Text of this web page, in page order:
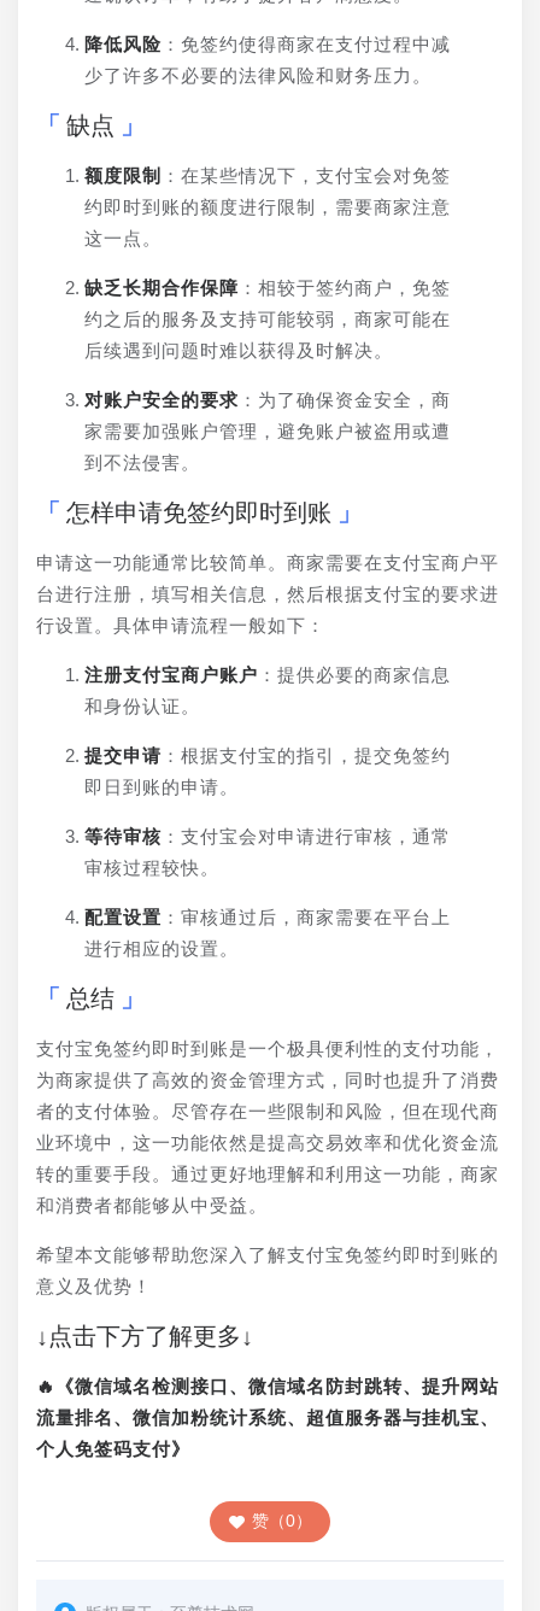
降低风险 ：免签约使得商家在支付过程中减
少了许多不必要的法律风险和财务压力。
缺点
额度限制 ：在某些情况下，支付宝会对免签
约即时到账的额度进行限制，需要商家注意
这一点。
缺乏长期合作保障 ：相较于签约商户，免签
约之后的服务及支持可能较弱，商家可能在
后续遇到问题时难以获得及时解决。
对账户安全的要求 ：为了确保资金安全，商
家需要加强账户管理，避免账户被盗用或遭
到不法侵害。
怎样申请免签约即时到账
申请这一功能通常比较简单。商家需要在支付宝商户平
台进行注册，填写相关信息，然后根据支付宝的要求进
行设置。具体申请流程一般如下：
注册支付宝商户账户 ：提供必要的商家信息
和身份认证。
提交申请 ：根据支付宝的指引，提交免签约
即日到账的申请。
等待审核 ：支付宝会对申请进行审核，通常
审核过程较快。
配置设置 ：审核通过后，商家需要在平台上
进行相应的设置。
总结
支付宝免签约即时到账是一个极具便利性的支付功能，
为商家提供了高效的资金管理方式，同时也提升了消费
者的支付体验。尽管存在一些限制和风险，但在现代商
业环境中，这一功能依然是提高交易效率和优化资金流
转的重要手段。通过更好地理解和利用这一功能，商家
和消费者都能够从中受益。
希望本文能够帮助您深入了解支付宝免签约即时到账的
意义及优势！
↓点击下方了解更多↓
🔥《微信域名检测接口、微信域名防封跳转、提升网站
流量排名、微信加粉统计系统、超值服务器与挂机宝、
个人免签码支付》
赞（0）